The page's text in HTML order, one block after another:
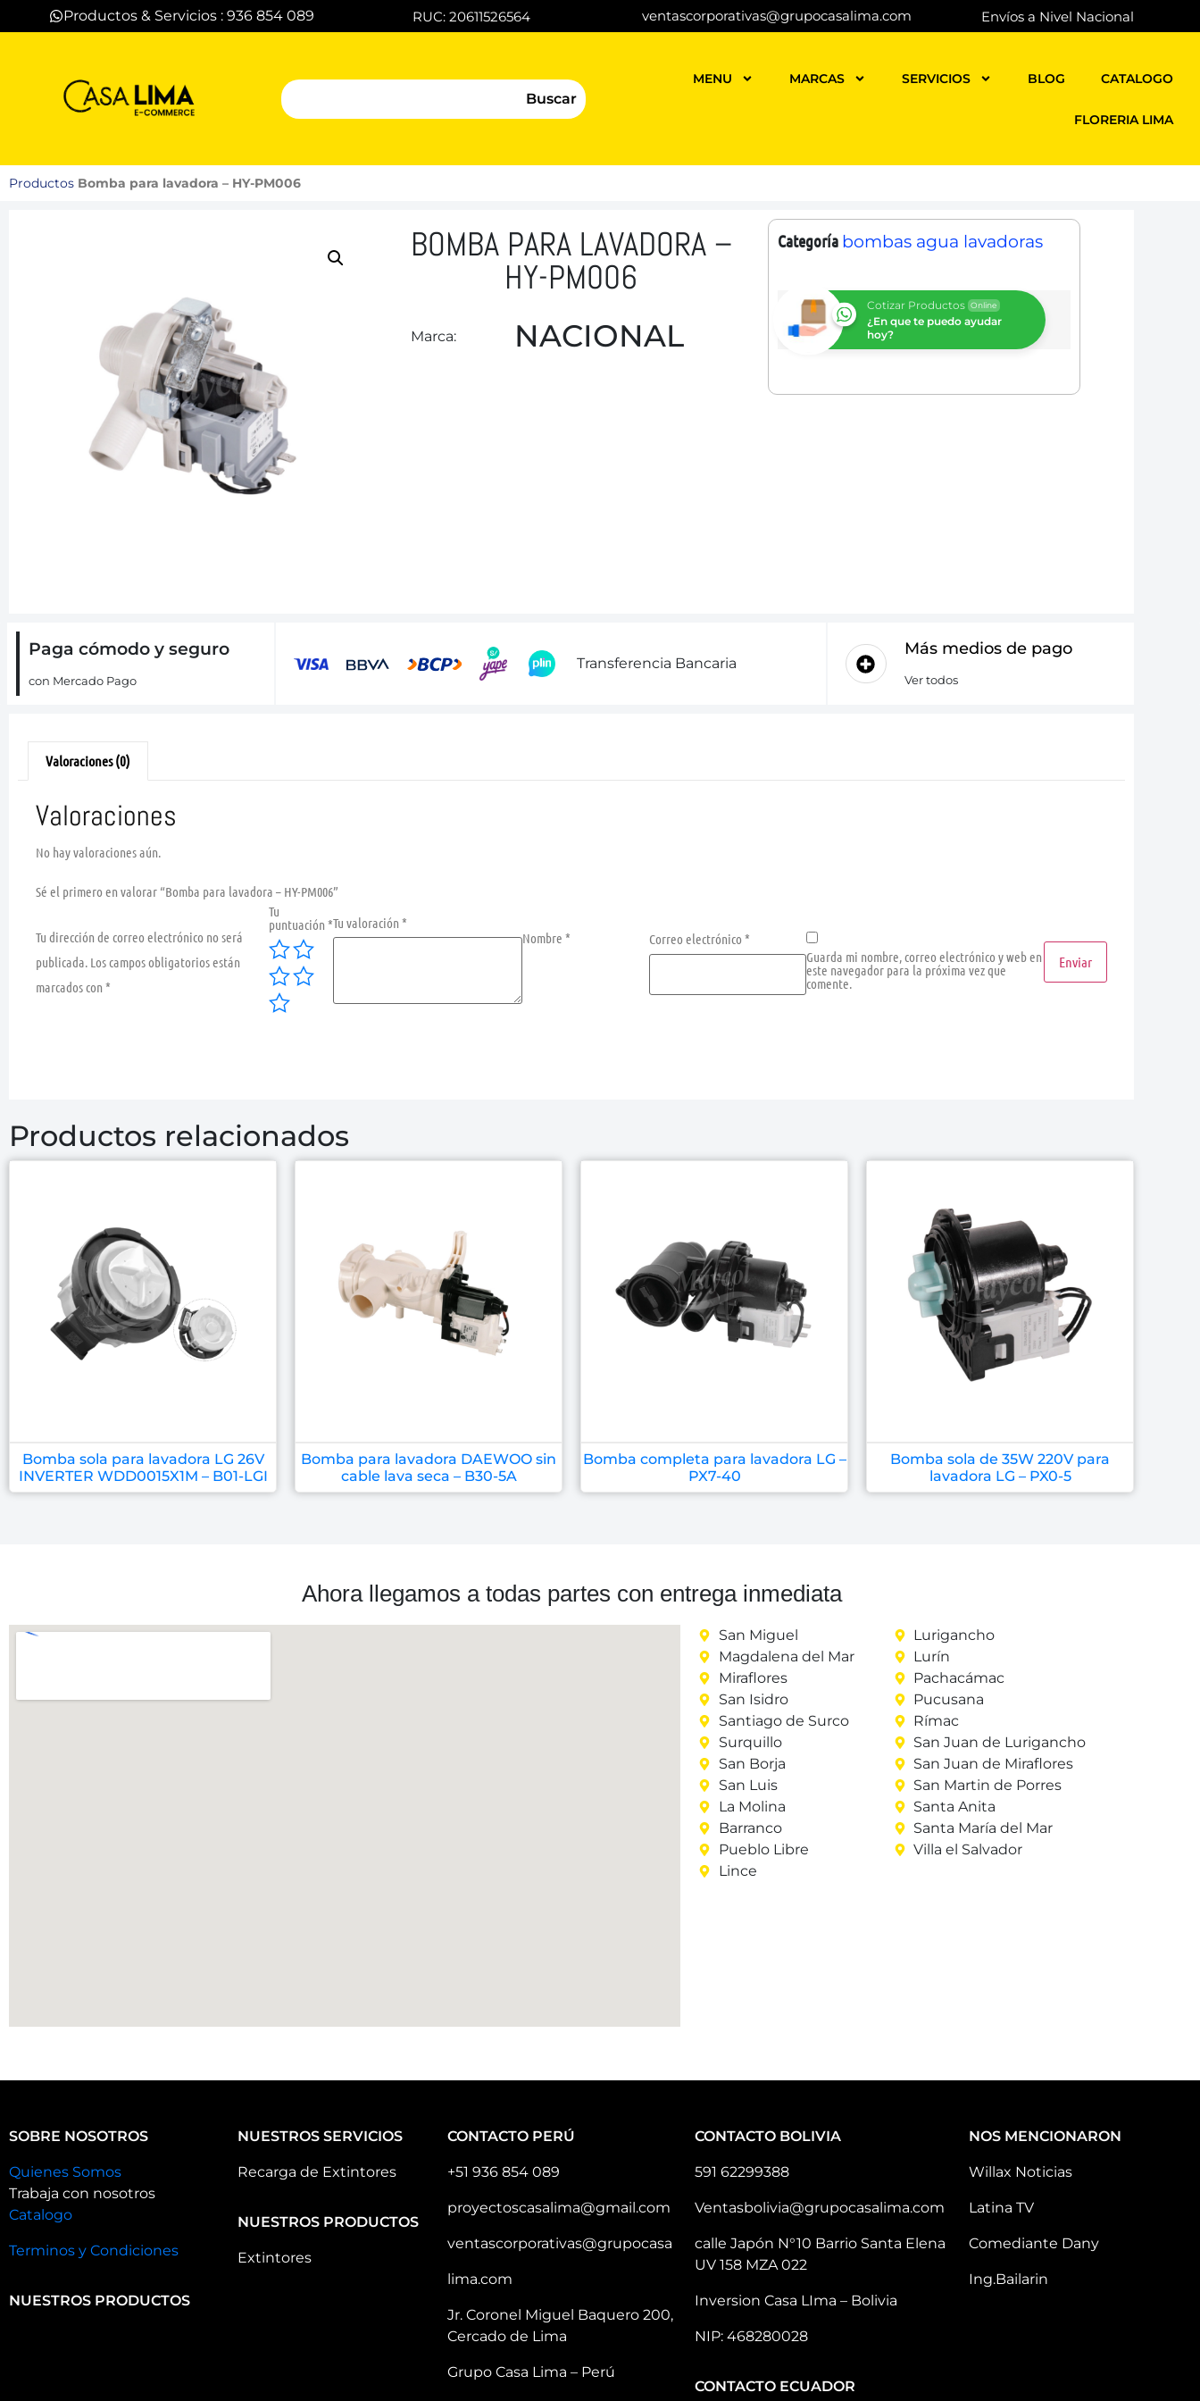
Productos & Servicios : 936 854 089 RUC: 20611526564 ventascorporativas@grupocasalima.com Envíos a Nivel Nacional
Buscar
MENU MARCAS SERVICIOS BLOG CATALOGO
FLORERIA LIMA
Productos Bomba para lavadora – HY-PM006
BOMBA PARA LAVADORA –
HY-PM006
Marca: NACIONAL
Categoría bombas agua lavadoras
Cotizar Productos Online
¿En que te puedo ayudar
hoy?
Paga cómodo y seguro
con Mercado Pago
Transferencia Bancaria
Más medios de pago
Ver todos
Valoraciones (0)
Valoraciones
No hay valoraciones aún.
Sé el primero en valorar “Bomba para lavadora – HY-PM006”
Tu dirección de correo electrónico no será
publicada. Los campos obligatorios están
marcados con *
Tu
puntuación*Tu valoración*
Nombre* Correo electrónico *
Guarda mi nombre, correo electrónico y web en
este navegador para la próxima vez que
comente.
Productos relacionados
Bomba sola para lavadora LG 26V
INVERTER WDD0015X1M – B01-LGI
Bomba para lavadora DAEWOO sin
cable lava seca – B30-5A
Bomba completa para lavadora LG –
PX7-40
Bomba sola de 35W 220V para
lavadora LG – PX0-5
Ahora llegamos a todas partes con entrega inmediata
San Miguel
Magdalena del Mar
Miraflores
San Isidro
Santiago de Surco
Surquillo
San Borja
San Luis
La Molina
Barranco
Pueblo Libre
Lince
Lurigancho
Lurín
Pachacámac
Pucusana
Rímac
San Juan de Lurigancho
San Juan de Miraflores
San Martin de Porres
Santa Anita
Santa María del Mar
Villa el Salvador
SOBRE NOSOTROS
Quienes Somos
Trabaja con nosotros
Catalogo
Terminos y Condiciones
NUESTROS PRODUCTOS
NUESTROS SERVICIOS
Recarga de Extintores
NUESTROS PRODUCTOS
Extintores
CONTACTO PERÚ
+51 936 854 089
proyectoscasalima@gmail.com
ventascorporativas@grupocasa
lima.com
Jr. Coronel Miguel Baquero 200,
Cercado de Lima
Grupo Casa Lima – Perú
CONTACTO BOLIVIA
591 62299388
Ventasbolivia@grupocasalima.com
calle Japón N°10 Barrio Santa Elena
UV 158 MZA 022
Inversion Casa LIma – Bolivia
NIP: 468280028
CONTACTO ECUADOR
NOS MENCIONARON
Willax Noticias
Latina TV
Comediante Dany
Ing.Bailarin